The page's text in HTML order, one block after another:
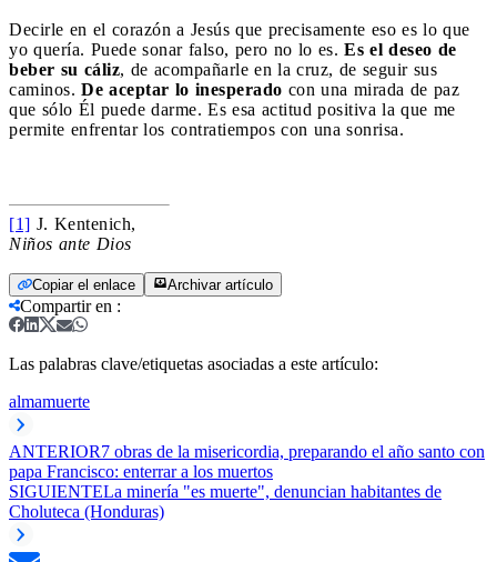
Decirle en el corazón a Jesús que precisamente eso es lo que
yo quería. Puede sonar falso, pero no lo es. Es el deseo de
beber su cáliz, de acompañarle en la cruz, de seguir sus
caminos. De aceptar lo inesperado con una mirada de paz
que sólo Él puede darme. Es esa actitud positiva la que me
permite enfrentar los contratiempos con una sonrisa.
[1] J. Kentenich,
Niños ante Dios
Copiar el enlace Archivar artículo
Compartir en :
Las palabras clave/etiquetas asociadas a este artículo:
almamuerte
ANTERIOR7 obras de la misericordia, preparando el año santo con
papa Francisco: enterrar a los muertos
SIGUIENTELa minería "es muerte", denuncian habitantes de
Choluteca (Honduras)